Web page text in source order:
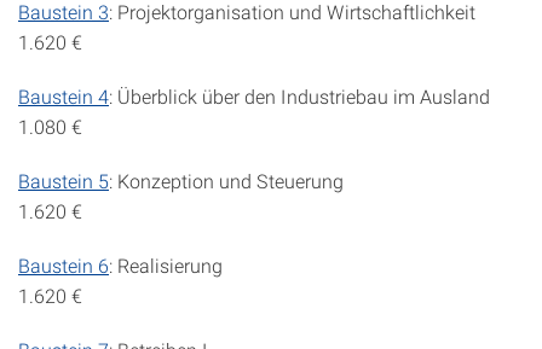
Baustein 3: Projektorganisation und Wirtschaftlichkeit
1.620 €
Baustein 4: Überblick über den Industriebau im Ausland
1.080 €
Baustein 5: Konzeption und Steuerung
1.620 €
Baustein 6: Realisierung
1.620 €